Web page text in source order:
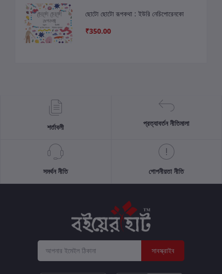
ছোটো ছোটো রূপকথা : ইউরি নেচিপোরেনকো
₹350.00
শর্তাবলী প্রত্যাবর্তন নীতিমালা
সমর্থন নীতি গোপনীয়তা নীতি
সাবস্ক্রাইব